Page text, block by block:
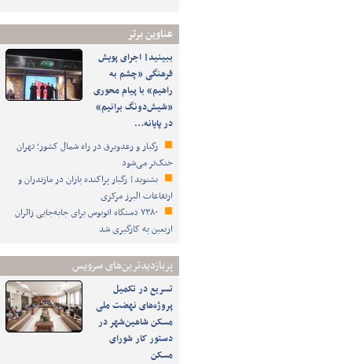
عناوین برتر
ببینید| اجرای پویش
فرهنگی «چشم به
راهیم» با پیام محوری
«شیش‌دونگ برانیم»
در پایانه…
رگبار و رعدوبرق در راه شمال کشور؛ تهران
خنک‌تر می‌شود
بشنوید| رگبار پراکنده باران در مازندران و
ارتفاعات البرز مرکزی
۷۳۸۰ دستگاه اتوبوس برای جابه‌جایی زائران
اربعین به‌ کارگیری شد
پربازدیدترین‌های سرویس
تسریع در تکمیل
پروژه‌های نهضت ملی
مسکن شاهین‌شهر در
دستور کار شورای
مسکن